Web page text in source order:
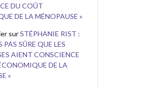
DU COÛT
DE LA MÉNOPAUSE »
surSTÉPHANIE RIST :
PAS SÛRE QUE LES
AIENT CONSCIENCE
DE LA
»